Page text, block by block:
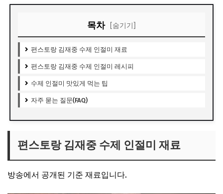
목차 [숨기기]
편스토랑 김재중 수제 인절미 재료
편스토랑 김재중 수제 인절미 레시피
수제 인절미 맛있게 먹는 팁
자주 묻는 질문(FAQ)
편스토랑 김재중 수제 인절미 재료
방송에서 공개된 기준 재료입니다.